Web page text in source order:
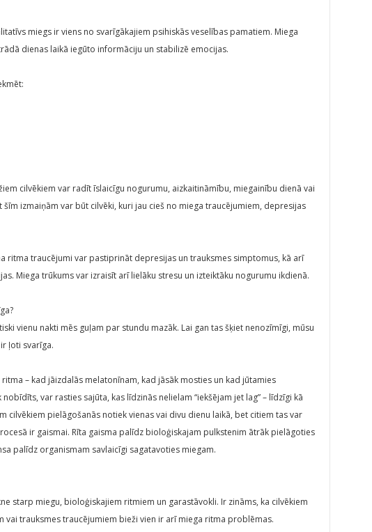
miegs ir viens no svarīgākajiem psihiskās veselības pamatiem. Miega
dienas laikā iegūto informāciju un stabilizē emocijas.
cilvēkiem var radīt īslaicīgu nogurumu, aizkaitināmību, miegainību dienā vai
izmaiņām var būt cilvēki, kuri jau cieš no miega traucējumiem, depresijas
ritma traucējumi var pastiprināt depresijas un trauksmes simptomus, kā arī
Miega trūkums var izraisīt arī lielāku stresu un izteiktāku nogurumu ikdienā.
vienu nakti mēs guļam par stundu mazāk. Lai gan tas šķiet nenozīmīgi, mūsu
ļoti svarīga.
– kad jāizdalās melatonīnam, kad jāsāk mosties un kad jūtamies
var rasties sajūta, kas līdzinās nelielam “iekšējam jet lag” – līdzīgi kā
cilvēkiem pielāgošanās notiek vienas vai divu dienu laikā, bet citiem tas var
ir gaismai. Rīta gaisma palīdz bioloģiskajam pulkstenim ātrāk pielāgoties
palīdz organismam savlaicīgi sagatavoties miegam.
starp miegu, bioloģiskajiem ritmiem un garastāvokli. Ir zināms, ka cilvēkiem
trauksmes traucējumiem bieži vien ir arī miega ritma problēmas.